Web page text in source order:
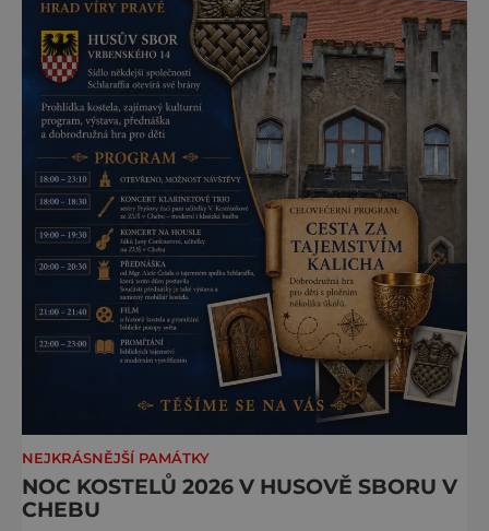
NEJKRÁSNĚJŠÍ PAMÁTKY
NOC KOSTELŮ 2026 V HUSOVĚ SBORU V
CHEBU